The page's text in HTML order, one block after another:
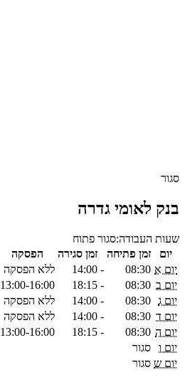
סגור
בנק לאומי גדרה
שעות העבודה:סגור פתוח
יום
זמן פתיחה זמן סגירה
הפסקה
יום א 08:30
-
14:00
ללא הפסקה
יום ב 08:30
-
18:15
13:00-16:00
יום ג 08:30
-
14:00
ללא הפסקה
יום ד 08:30
-
14:00
ללא הפסקה
יום ה 08:30
-
18:15
13:00-16:00
יום ו
סגור
יום ש סגור